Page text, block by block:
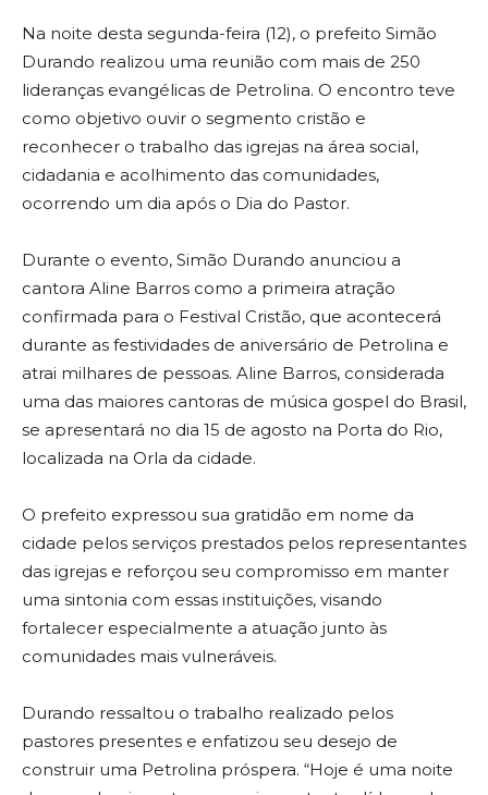
Na noite desta segunda-feira (12), o prefeito Simão
Durando realizou uma reunião com mais de 250
lideranças evangélicas de Petrolina. O encontro teve
como objetivo ouvir o segmento cristão e
reconhecer o trabalho das igrejas na área social,
cidadania e acolhimento das comunidades,
ocorrendo um dia após o Dia do Pastor.
Durante o evento, Simão Durando anunciou a
cantora Aline Barros como a primeira atração
confirmada para o Festival Cristão, que acontecerá
durante as festividades de aniversário de Petrolina e
atrai milhares de pessoas. Aline Barros, considerada
uma das maiores cantoras de música gospel do Brasil,
se apresentará no dia 15 de agosto na Porta do Rio,
localizada na Orla da cidade.
O prefeito expressou sua gratidão em nome da
cidade pelos serviços prestados pelos representantes
das igrejas e reforçou seu compromisso em manter
uma sintonia com essas instituições, visando
fortalecer especialmente a atuação junto às
comunidades mais vulneráveis.
Durando ressaltou o trabalho realizado pelos
pastores presentes e enfatizou seu desejo de
construir uma Petrolina próspera. “Hoje é uma noite